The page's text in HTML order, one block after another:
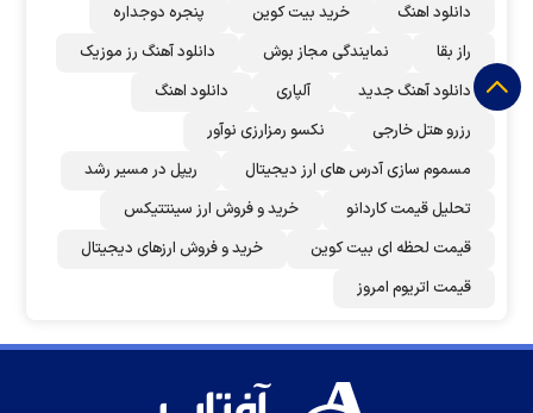
دانلود اهنگ خرید بیت کوین
پنجره دوجداره
راز بقا
نمایندگی مجاز بوش
دانلود آهنگ رز‌ موزیک
دانلود آهنگ جدید
آلپاری
دانلود اهنگ
رزرو هتل خارجی
نکسو رمزارزی نوآور
مسموم سازی آدرس های ارز دیجیتال
ریپل در مسیر رشد
تحلیل قیمت کاردانو
خرید و فروش ارز سینتتیکس
قیمت لحظه ای بیت کوین
خرید و فروش ارزهای دیجیتال
قیمت اتریوم امروز